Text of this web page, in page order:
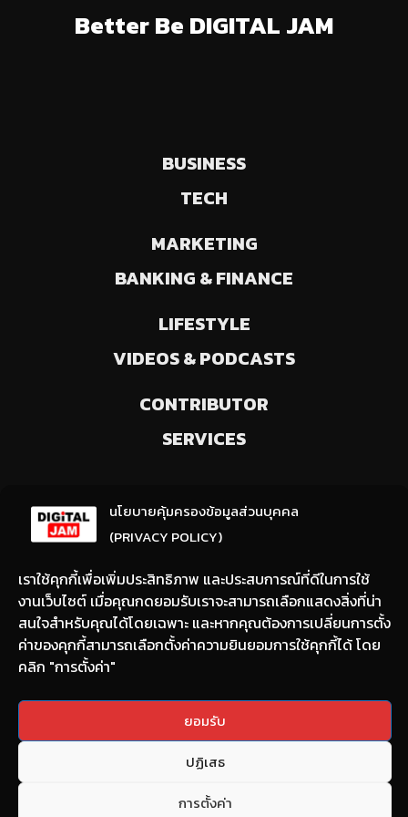
นโยบายคุ้มครองข้อมูลส่วนบุคคล
(PRIVACY POLICY)
เราใช้คุกกี้เพื่อเพิ่มประสิทธิภาพ และประสบการณ์ที่ดีในการใช้
งานเว็บไซต์ เมื่อคุณกดยอมรับเราจะสามารถเลือกแสดงสิ่งที่น่า
สนใจสำหรับคุณได้โดยเฉพาะ และหากคุณต้องการเปลี่ยนการตั้ง
ค่าของคุกกี้สามารถเลือกตั้งค่าความยินยอมการใช้คุกกี้ได้ โดย
คลิก "การตั้งค่า"
ยอมรับ
ปฏิเสธ
การตั้งค่า
Better Be DIGITAL JAM
BUSINESS
TECH
MARKETING
BANKING & FINANCE
LIFESTYLE
VIDEOS & PODCASTS
CONTRIBUTOR
SERVICES
(ให้มีการเลือกความสนใจ / ชอบข่าวด้านใด)
Email:nont@digitaljam.asia
Copyright © 2022 DIGITAL JAM All rights reserved.